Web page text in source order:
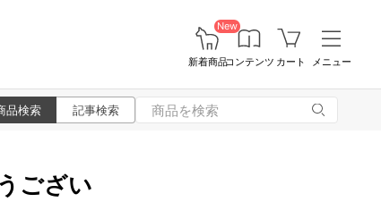
New
新着商品コンテンツ カート メニュー
品検索 記事検索
ござい